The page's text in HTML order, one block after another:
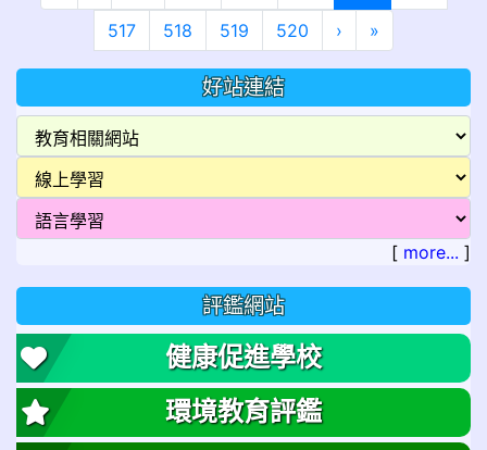
517
518 519 520 ›下一頁
»最後頁
好站連結
[ more... ]
評鑑網站
健康促進學校
環境教育評鑑